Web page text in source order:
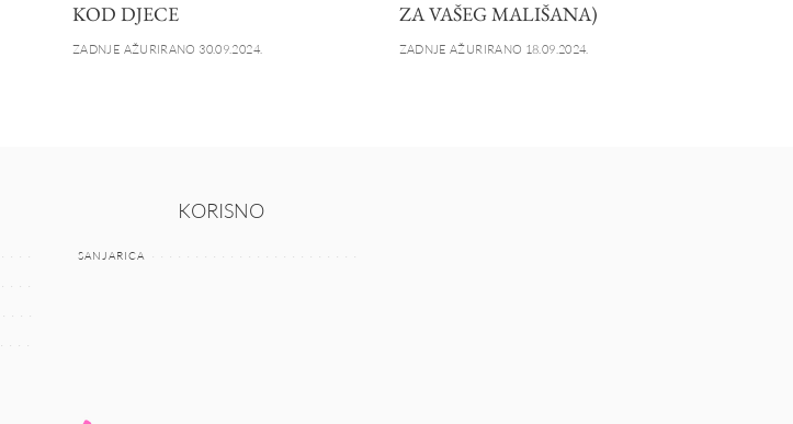
KOD DJECE
ZADNJE AŽURIRANO 30.09.2024.
ZA VAŠEG MALIŠANA)
ZADNJE AŽURIRANO 18.09.2024.
KORISNO
SANJARICA